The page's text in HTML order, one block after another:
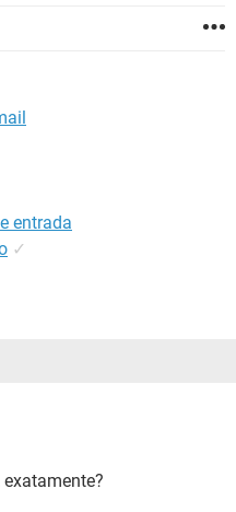
entrada
✓